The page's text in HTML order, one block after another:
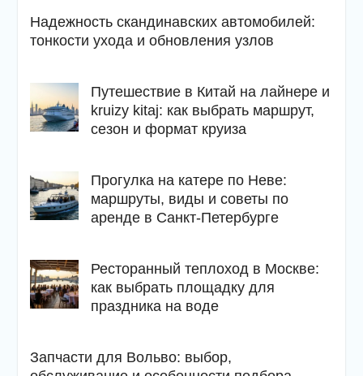
Надежность скандинавских автомобилей:
тонкости ухода и обновления узлов
Путешествие в Китай на лайнере и
kruizy kitaj: как выбрать маршрут,
сезон и формат круиза
Прогулка на катере по Неве:
маршруты, виды и советы по
аренде в Санкт-Петербурге
Ресторанный теплоход в Москве:
как выбрать площадку для
праздника на воде
Запчасти для Вольво: выбор,